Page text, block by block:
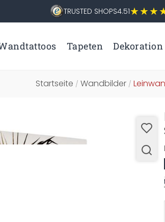
TRUSTED SHOPS4.51
Tapeten Dekoration
Startseite / Wandbilder/